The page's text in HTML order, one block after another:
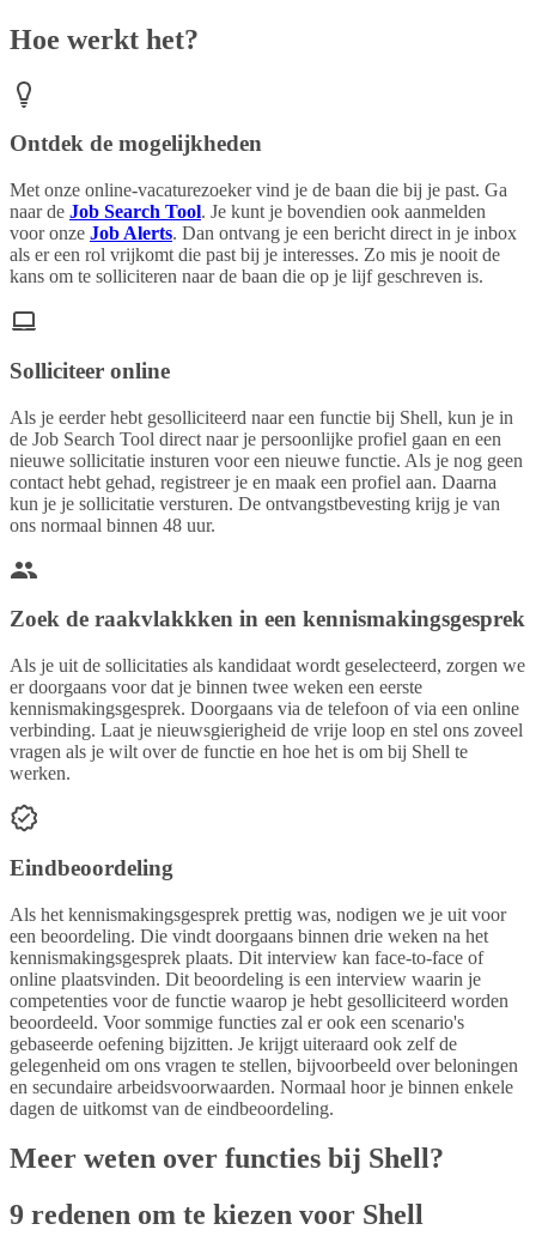
Hoe werkt het?
Ontdek de mogelijkheden
Met onze online-vacaturezoeker vind je de baan die bij je past. Ga
naar de Job Search Tool. Je kunt je bovendien ook aanmelden
voor onze Job Alerts. Dan ontvang je een bericht direct in je inbox
als er een rol vrijkomt die past bij je interesses. Zo mis je nooit de
kans om te solliciteren naar de baan die op je lijf geschreven is.
Solliciteer online
Als je eerder hebt gesolliciteerd naar een functie bij Shell, kun je in
de Job Search Tool direct naar je persoonlijke profiel gaan en een
nieuwe sollicitatie insturen voor een nieuwe functie. Als je nog geen
contact hebt gehad, registreer je en maak een profiel aan. Daarna
kun je je sollicitatie versturen. De ontvangstbevesting krijg je van
ons normaal binnen 48 uur.
Zoek de raakvlakkken in een kennismakingsgesprek
Als je uit de sollicitaties als kandidaat wordt geselecteerd, zorgen we
er doorgaans voor dat je binnen twee weken een eerste
kennismakingsgesprek. Doorgaans via de telefoon of via een online
verbinding. Laat je nieuwsgierigheid de vrije loop en stel ons zoveel
vragen als je wilt over de functie en hoe het is om bij Shell te
werken.
Eindbeoordeling
Als het kennismakingsgesprek prettig was, nodigen we je uit voor
een beoordeling. Die vindt doorgaans binnen drie weken na het
kennismakingsgesprek plaats. Dit interview kan face-to-face of
online plaatsvinden. Dit beoordeling is een interview waarin je
competenties voor de functie waarop je hebt gesolliciteerd worden
beoordeeld. Voor sommige functies zal er ook een scenario's
gebaseerde oefening bijzitten. Je krijgt uiteraard ook zelf de
gelegenheid om ons vragen te stellen, bijvoorbeeld over beloningen
en secundaire arbeidsvoorwaarden. Normaal hoor je binnen enkele
dagen de uitkomst van de eindbeoordeling.
Meer weten over functies bij Shell?
9 redenen om te kiezen voor Shell